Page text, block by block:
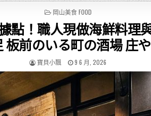
POSTED
岡山美食 FOOD
點！職人現做海鮮料理
板前のいる町の酒場 庄や
AUTHOR:
寶貝小飄
PUBLISHED
DATE:
9 6 月, 2026